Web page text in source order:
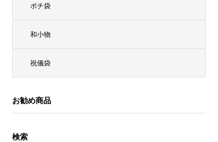
ポチ袋
和小物
祝儀袋
お勧め商品
検索